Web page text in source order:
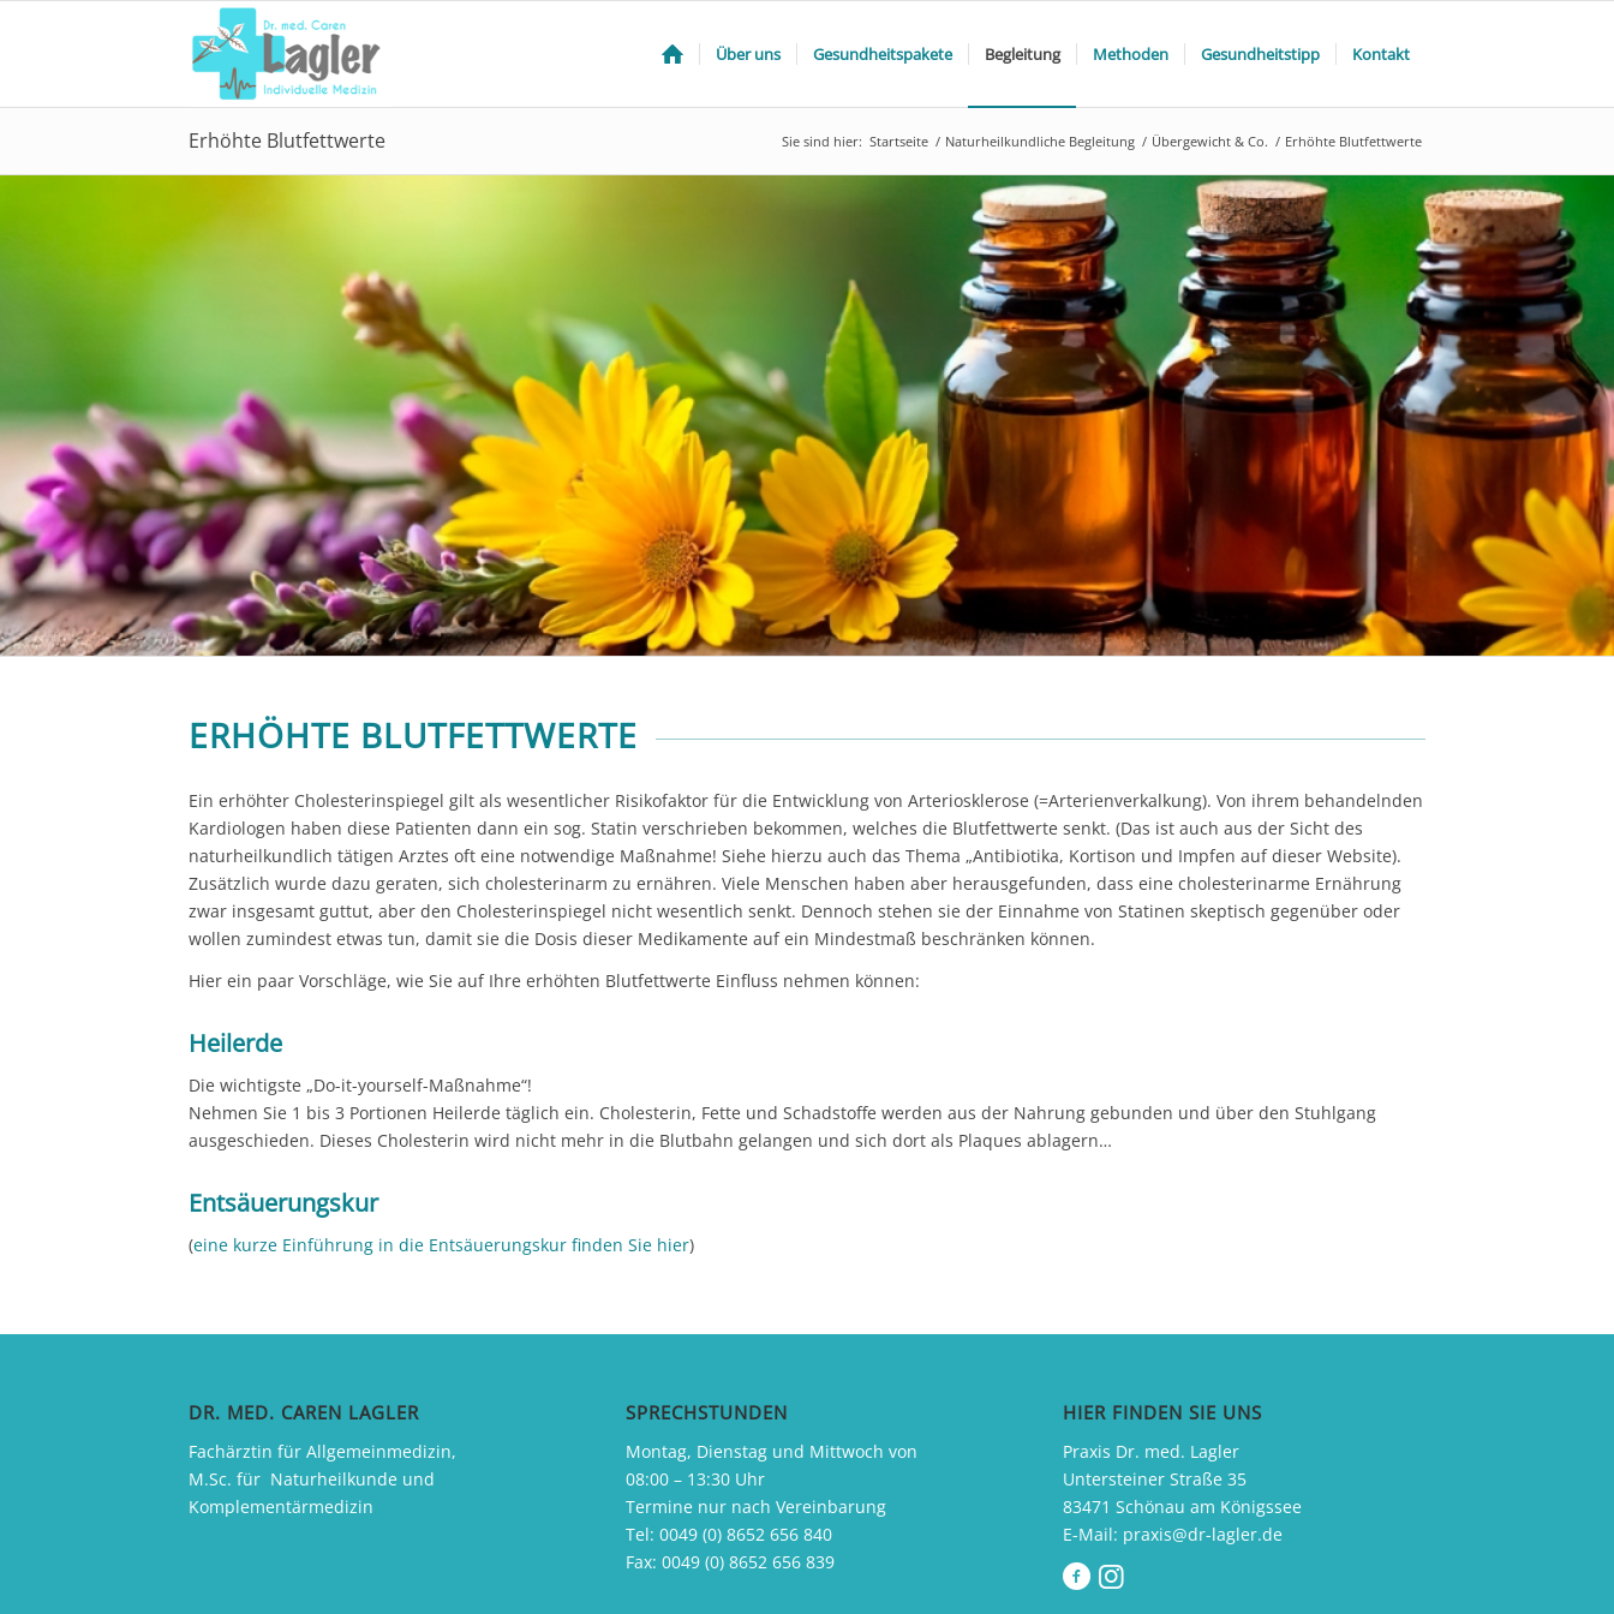
Über uns Gesundheitspakete Begleitung Methoden Gesundheitstipp Kontakt
Erhöhte Blutfettwerte Sie sind hier: Startseite / Naturheilkundliche Begleitung / Übergewicht & Co. / Erhöhte Blutfettwerte
ERHÖHTE BLUTFETTWERTE
Ein erhöhter Cholesterinspiegel gilt als wesentlicher Risikofaktor für die Entwicklung von Arteriosklerose (=Arterienverkalkung). Von ihrem behandelnden
Kardiologen haben diese Patienten dann ein sog. Statin verschrieben bekommen, welches die Blutfettwerte senkt. (Das ist auch aus der Sicht des
naturheilkundlich tätigen Arztes oft eine notwendige Maßnahme! Siehe hierzu auch das Thema „Antibiotika, Kortison und Impfen auf dieser Website).
Zusätzlich wurde dazu geraten, sich cholesterinarm zu ernähren. Viele Menschen haben aber herausgefunden, dass eine cholesterinarme Ernährung
zwar insgesamt guttut, aber den Cholesterinspiegel nicht wesentlich senkt. Dennoch stehen sie der Einnahme von Statinen skeptisch gegenüber oder
wollen zumindest etwas tun, damit sie die Dosis dieser Medikamente auf ein Mindestmaß beschränken können.
Hier ein paar Vorschläge, wie Sie auf Ihre erhöhten Blutfettwerte Einfluss nehmen können:
Heilerde
Die wichtigste „Do-it-yourself-Maßnahme“!
Nehmen Sie 1 bis 3 Portionen Heilerde täglich ein. Cholesterin, Fette und Schadstoffe werden aus der Nahrung gebunden und über den Stuhlgang
ausgeschieden. Dieses Cholesterin wird nicht mehr in die Blutbahn gelangen und sich dort als Plaques ablagern…
Entsäuerungskur
(eine kurze Einführung in die Entsäuerungskur finden Sie hier)
DR. MED. CAREN LAGLER
Fachärztin für Allgemeinmedizin,
M.Sc. für Naturheilkunde und
Komplementärmedizin
SPRECHSTUNDEN
Montag, Dienstag und Mittwoch von
08:00 – 13:30 Uhr
Termine nur nach Vereinbarung
Tel: 0049 (0) 8652 656 840
Fax: 0049 (0) 8652 656 839
HIER FINDEN SIE UNS
Praxis Dr. med. Lagler
Untersteiner Straße 35
83471 Schönau am Königssee
E-Mail: praxis@dr-lagler.de